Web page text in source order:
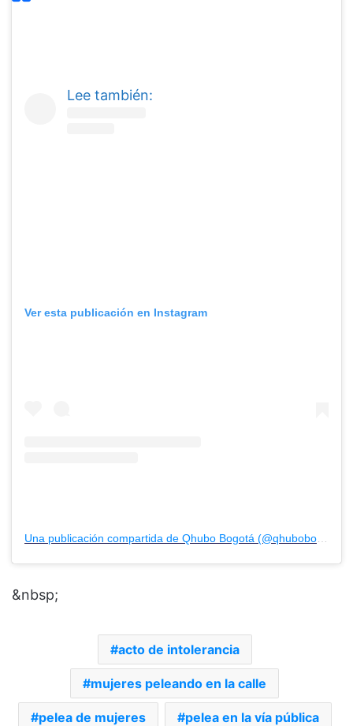
Lee también:
Ver esta publicación en Instagram
&nbsp;
acto de intolerancia
mujeres peleando en la calle
pelea de mujeres pelea en la vía pública